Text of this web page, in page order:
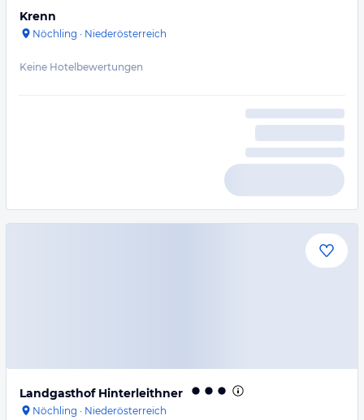
Krenn
Nöchling · Niederösterreich
Keine Hotelbewertungen
Landgasthof Hinterleithner
Nöchling · Niederösterreich